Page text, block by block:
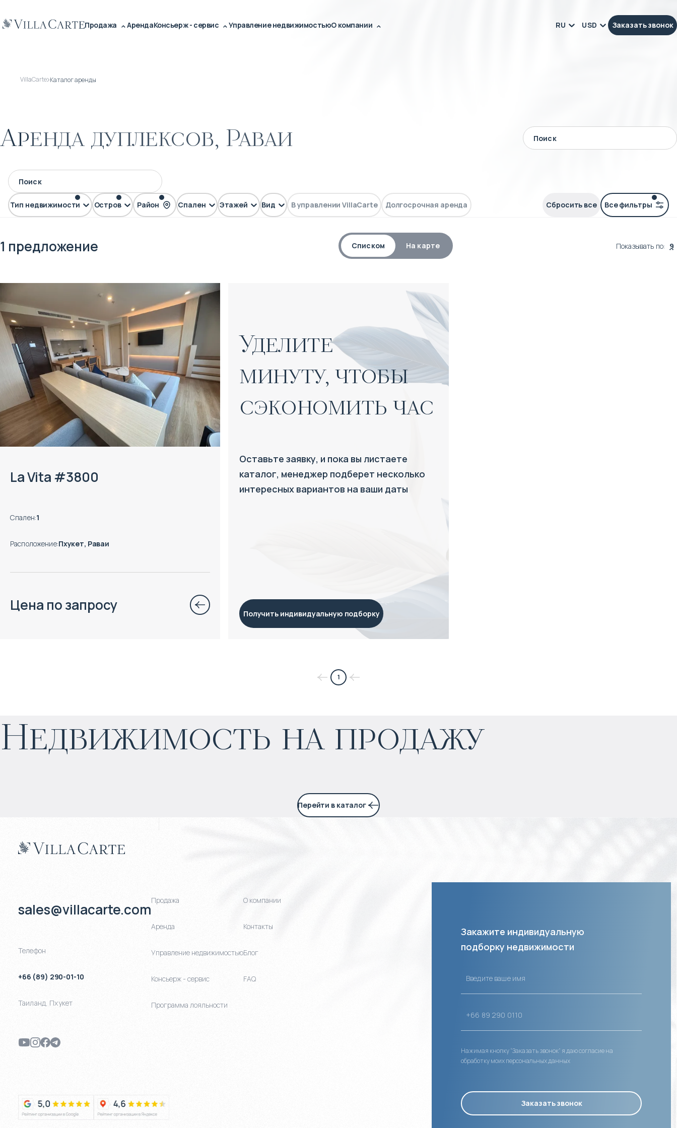
Продажа АрендаКонсьерж - сервис Управление недвижимостьюО компании RU USD Заказать звонок
VillaCarte Каталог аренды
Аренда дуплексов, Раваи
Тип недвижимости Остров Район Спален Этажей Вид В управлении VillaCarte Долгосрочная аренда Сбросить все Все фильтры
Дуплекс Пхукет Раваи Най Харн
1 предложение Списком На карте Показывать по: 9
La Vita #3800
Спален:1
Расположение:Пхукет, Раваи
Цена по запросу
Уделите
минуту, чтобы
сэкономить час
Оставьте заявку, и пока вы листаете
каталог, менеджер подберет несколько
интересных вариантов на ваши даты
Получить индивидуальную подборку
1
Недвижимость на продажу
Рентал пул
30/70% 4% годовых 6% годовых
Перейти в каталог
sales@villacarte.com
Телефон
+66 (89) 290-01-10
Таиланд, Пхукет
Продажа
Аренда
Управление недвижимостью
Консьерж - сервис
Программа лояльности
О компании
Контакты
Блог
FAQ
Закажите индивидуальную
подборку недвижимости
Нажимая кнопку “Заказать звонок” я даю согласие на
обработку моих персональных данных
Заказать звонок